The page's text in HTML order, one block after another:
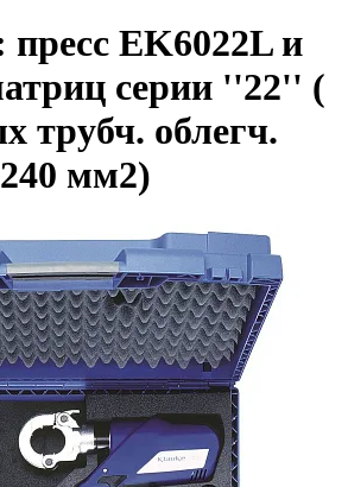
EK6022L и
серии ''22'' (
трубч. облегч.
мм2)